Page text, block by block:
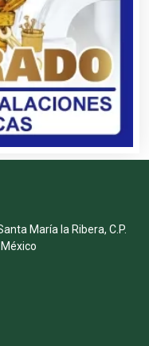
María la Ribera, C.P.